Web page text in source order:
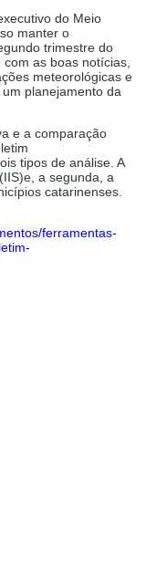
do Meio
manter o
trimestre do
as boas notícias,
meteorológicas e
planejamento da
e a comparação
tipos de análise. A
a segunda, a
catarinenses.
ferramentas-